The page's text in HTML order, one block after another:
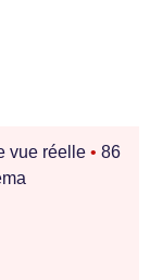
vue réelle • 86